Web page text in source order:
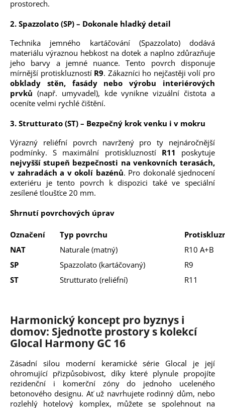
prostorech.
2. Spazzolato (SP) – Dokonale hladký detail
Technika jemného kartáčování (Spazzolato) dodává
materiálu výraznou hebkost na dotek a naplno zdůrazňuje
jeho barvy a jemné nuance. Tento povrch disponuje
mírnější protiskluzností R9. Zákazníci ho nejčastěji volí pro
obklady stěn, fasády nebo výrobu interiérových
prvků (např. umyvadel), kde vynikne vizuální čistota a
oceníte velmi rychlé čištění.
3. Strutturato (ST) – Bezpečný krok venku i v mokru
Výrazný reliéfní povrch navržený pro ty nejnáročnější
podmínky. S maximální protiskluzností R11 poskytuje
nejvyšší stupeň bezpečnosti na venkovních terasách,
v zahradách a v okolí bazénů. Pro dokonalé sjednocení
exteriéru je tento povrch k dispozici také ve speciální
zesílené tloušťce 20 mm.
Shrnutí povrchových úprav
Označení Typ povrchu
NAT
Naturale (matný)
R10 A+B
SP
Spazzolato (kartáčovaný)
R9
ST
Strutturato (reliéfní) R11
Harmonický koncept pro byznys i
domov: Sjednoťte prostory s kolekcí
Glocal Harmony GC 16
Zásadní silou moderní keramické série Glocal je její
ohromující přizpůsobivost, díky které plynule propojíte
rezidenční i komerční zóny do jednoho uceleného
betonového designu. Ať už navrhujete rodinný dům, nebo
rozlehlý hotelový komplex, můžete se spolehnout na